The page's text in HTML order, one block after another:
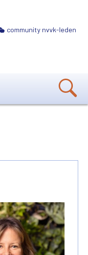
community nvvk-leden